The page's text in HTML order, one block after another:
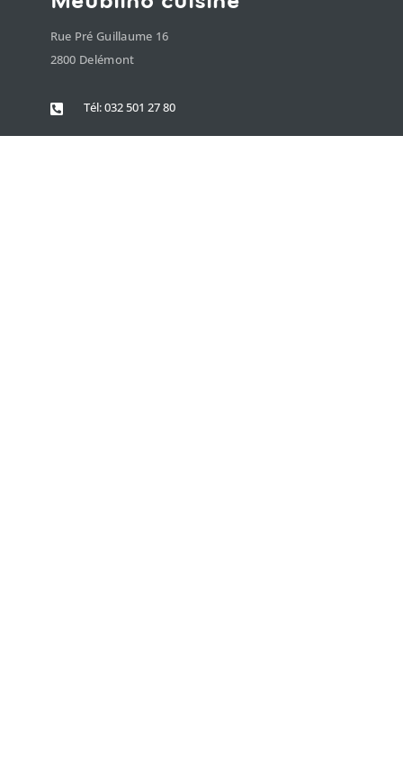
Rue Pré Guillaume 16
2800 Delémont
 Tél: 032 501 27 80